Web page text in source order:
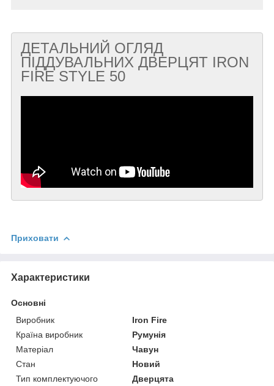
ДЕТАЛЬНИЙ ОГЛЯД
ПІДДУВАЛЬНИХ ДВЕРЦЯТ IRON
FIRE STYLE 50
Приховати
Характеристики
Основні
Виробник
Iron Fire
Країна виробник
Румунія
Матеріал
Чавун
Стан
Новий
Тип комплектуючого
Дверцята